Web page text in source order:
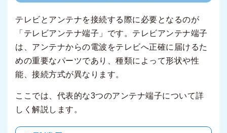
テレビとアンテナを接続する際に必要となるのが
「テレビアンテナ端子」です。テレビアンテナ端子
は、アンテナからの電波をテレビへ正確に届けるた
めの重要なパーツであり、種類によって形状や性
能、接続方式が異なります。
ここでは、代表的な3つのアンテナ端子について詳
しく解説します。